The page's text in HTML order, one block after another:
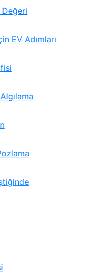
Değeri
EV Adımları